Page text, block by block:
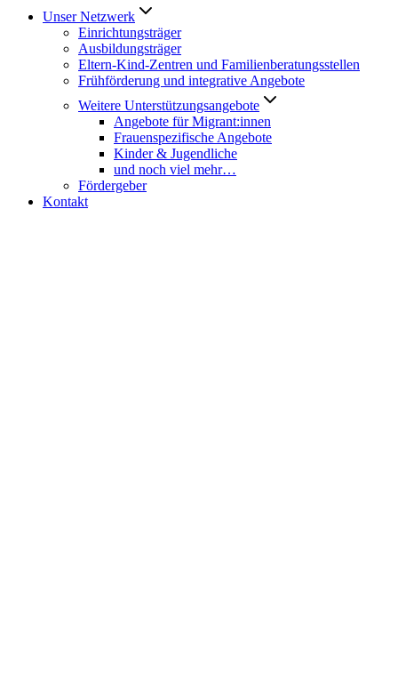
Unser Netzwerk
Einrichtungsträger
Ausbildungsträger
Eltern-Kind-Zentren und Familienberatungsstellen
Frühförderung und integrative Angebote
Weitere Unterstützungsangebote
Angebote für Migrant:innen
Frauenspezifische Angebote
Kinder & Jugendliche
und noch viel mehr…
Fördergeber
Kontakt